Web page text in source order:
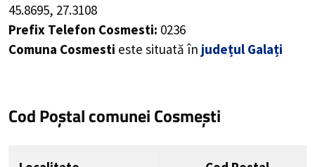
45.8695, 27.3108
Prefix Telefon Cosmesti: 0236
Comuna Cosmesti este situată în județul Galați
Cod Poștal comunei Cosmești